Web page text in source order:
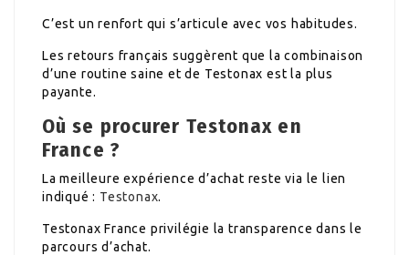
C’est un renfort qui s’articule avec vos habitudes.
Les retours français suggèrent que la combinaison
d’une routine saine et de Testonax est la plus
payante.
Où se procurer Testonax en
France ?
La meilleure expérience d’achat reste via le lien
indiqué : Testonax.
Testonax France privilégie la transparence dans le
parcours d’achat.